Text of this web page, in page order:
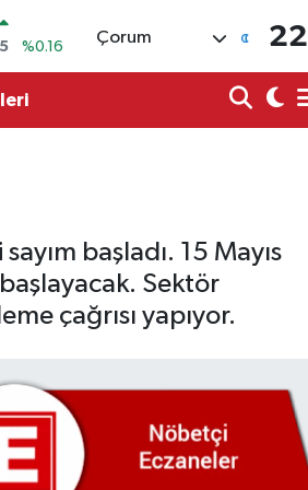
%0.06
%0.02
%0.16
Çorum 22
başladı. 15 Mayıs
Sektör
çağrısı yapıyor.